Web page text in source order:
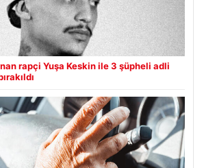
rapçi Yuşa Keskin ile 3 şüpheli adli